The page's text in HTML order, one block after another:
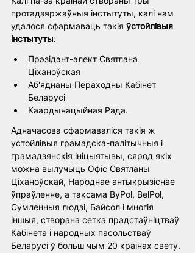
протадзяржаўныя інстытуты, калі нам
удалося сфармаваць такія ўстойлівыя
інстытуты:
Прэзідэнт-элект Святлана
Ціханоўская
Аб'яднаны Пераходны Кабінет
Беларусі
Каардынацыйная Рада.
Адначасова сфармаваліся такія ж
устойлівыя грамадска-палітычныя і
грамадзянскія ініцыятывы, сярод якіх
можна вылучыць Офіс Святланы
Ціханоўскай, Народнае антыкрызіснае
ўпраўленне, а таксама ByPol, BelPol,
Сумленныя людзі, Байсол і многія
іншыя, створана сетка прадстаўніцтваў
Кабінета і народных пасольстваў
Беларусі ў больш чым 20 краінах свету.